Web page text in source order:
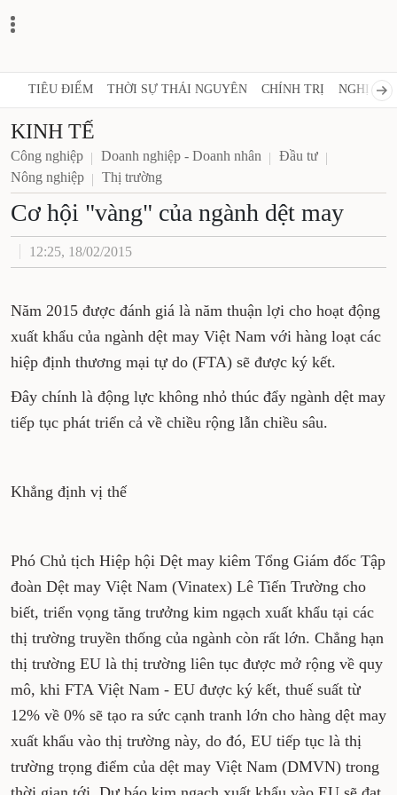
TIÊU ĐIỂM THỜI SỰ THÁI NGUYÊN CHÍNH TRỊ NGHỊ
KINH TẾ
Công nghiệp Doanh nghiệp - Doanh nhân
Đầu tư
Nông nghiệp
Thị trường
Cơ hội "vàng" của ngành dệt may
12:25, 18/02/2015
Năm 2015 được đánh giá là năm thuận lợi cho hoạt động
xuất khẩu của ngành dệt may Việt Nam với hàng loạt các
hiệp định thương mại tự do (FTA) sẽ được ký kết.
Đây chính là động lực không nhỏ thúc đẩy ngành dệt may
tiếp tục phát triển cả về chiều rộng lẫn chiều sâu.
Khẳng định vị thế
Phó Chủ tịch Hiệp hội Dệt may kiêm Tổng Giám đốc Tập
đoàn Dệt may Việt Nam (Vinatex) Lê Tiến Trường cho
biết, triển vọng tăng trưởng kim ngạch xuất khẩu tại các
thị trường truyền thống của ngành còn rất lớn. Chẳng hạn
thị trường EU là thị trường liên tục được mở rộng về quy
mô, khi FTA Việt Nam - EU được ký kết, thuế suất từ
12% về 0% sẽ tạo ra sức cạnh tranh lớn cho hàng dệt may
xuất khẩu vào thị trường này, do đó, EU tiếp tục là thị
trường trọng điểm của dệt may Việt Nam (DMVN) trong